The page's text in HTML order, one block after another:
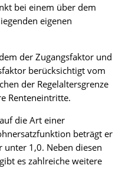
bei einem über dem
eigenen
der Zugangsfaktor und
berücksichtigt vom
der Regelaltersgrenze
Renteneintritte.
die Art einer
beträgt er
1,0. Neben diesen
es zahlreiche weitere